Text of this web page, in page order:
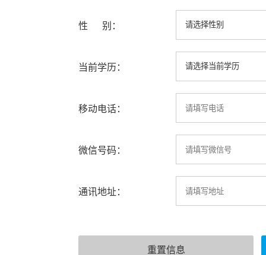
性 别：
当前学历：
移动电话：
微信号码：
通讯地址：